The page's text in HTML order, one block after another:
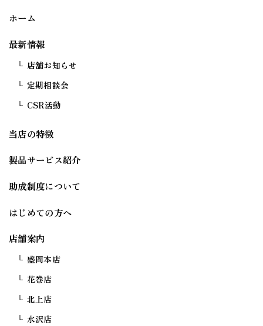
ホーム
最新情報
店舗お知らせ
定期相談会
CSR活動
当店の特徴
製品サービス紹介
助成制度について
はじめての方へ
店舗案内
盛岡本店
花巻店
北上店
水沢店